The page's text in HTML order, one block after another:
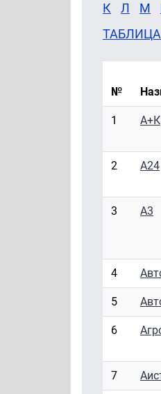
К
Л М
№
1 А+К
2 А24
3 А3
4
5
6
7